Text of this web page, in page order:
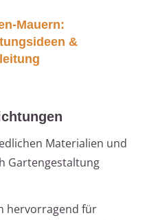
Mauern:
&
Materialien und
Gartengestaltung
hervorragend für